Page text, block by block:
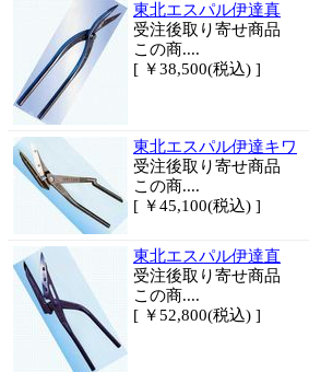
東北エスパル伊達真
受注後取り寄せ商品
この商....
[ ￥38,500(税込) ]
東北エスパル伊達キワ
受注後取り寄せ商品
この商....
[ ￥45,100(税込) ]
東北エスパル伊達直
受注後取り寄せ商品
この商....
[ ￥52,800(税込) ]